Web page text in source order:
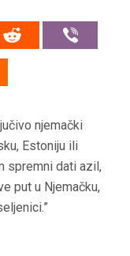
njemački
Estoniju ili
spremni dati azil,
put u Njemačku,